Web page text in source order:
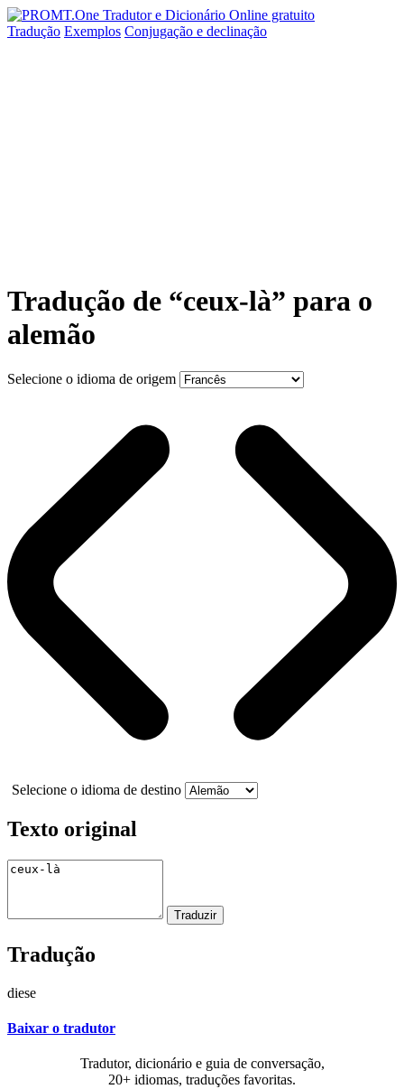
Tradução Exemplos Conjugação e declinação
Tradução de “ceux-là” para o
alemão
Selecione o idioma de origem
Selecione o idioma de destino
Texto original
Tradução
diese
Baixar o tradutor
Tradutor, dicionário e guia de conversação,
20+ idiomas, traduções favoritas.